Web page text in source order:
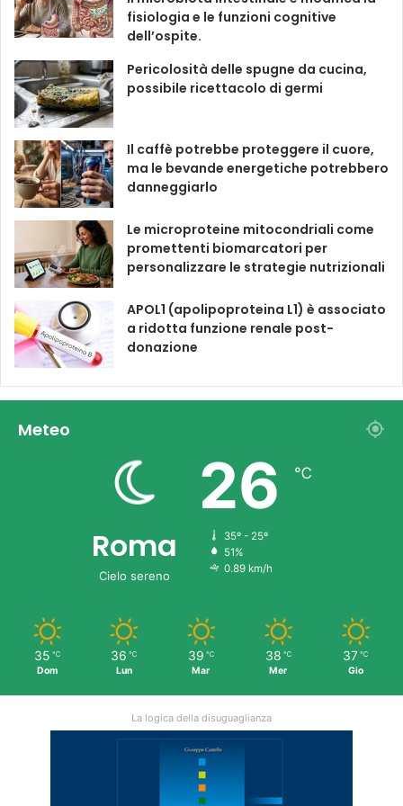
o
o
k
b
e
g
r
a
k
fisiologia e le funzioni cognitive
dell’ospite.
Pericolosità delle spugne da cucina,
possibile ricettacolo di germi
Il caffè potrebbe proteggere il cuore,
ma le bevande energetiche potrebbero
danneggiarlo
Le microproteine ​​mitocondriali come
promettenti biomarcatori per
personalizzare le strategie nutrizionali
APOL1 (apolipoproteina L1) è associato
a ridotta funzione renale post-
donazione
Meteo
Roma
Cielo sereno
26 ℃
35º - 25º
51%
0.89 km/h
35 ℃
Dom
36 ℃
Lun
39 ℃
Mar
38 ℃
Mer
37 ℃
Gio
La logica della disuguaglianza